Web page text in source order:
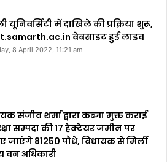
यूनिवर्सिटी में दाखिले की प्रक्रिया शुरू,
वेबसाइट हुई लाइव
8 April 2022, 11:21 am
संजीव शर्मा द्वारा कब्जा मुक्त कराई
सम्पदा की 17 हेक्टेयर जमीन पर
जाएंगे 81250 पौधे, विधायक से मिलीं
वन अधिकारी